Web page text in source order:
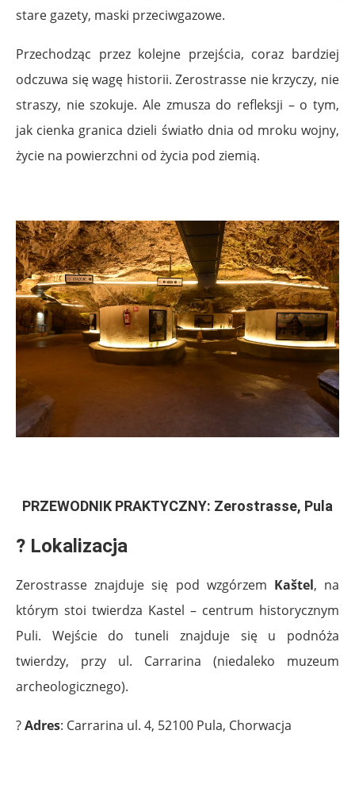
stare gazety, maski przeciwgazowe.
Przechodząc przez kolejne przejścia, coraz bardziej
odczuwa się wagę historii. Zerostrasse nie krzyczy, nie
straszy, nie szokuje. Ale zmusza do refleksji – o tym,
jak cienka granica dzieli światło dnia od mroku wojny,
życie na powierzchni od życia pod ziemią.
PRZEWODNIK PRAKTYCZNY: Zerostrasse, Pula
? Lokalizacja
Zerostrasse znajduje się pod wzgórzem Kaštel, na
którym stoi twierdza Kastel – centrum historycznym
Puli. Wejście do tuneli znajduje się u podnóża
twierdzy, przy ul. Carrarina (niedaleko muzeum
archeologicznego).
?Adres: Carrarina ul. 4, 52100 Pula, Chorwacja